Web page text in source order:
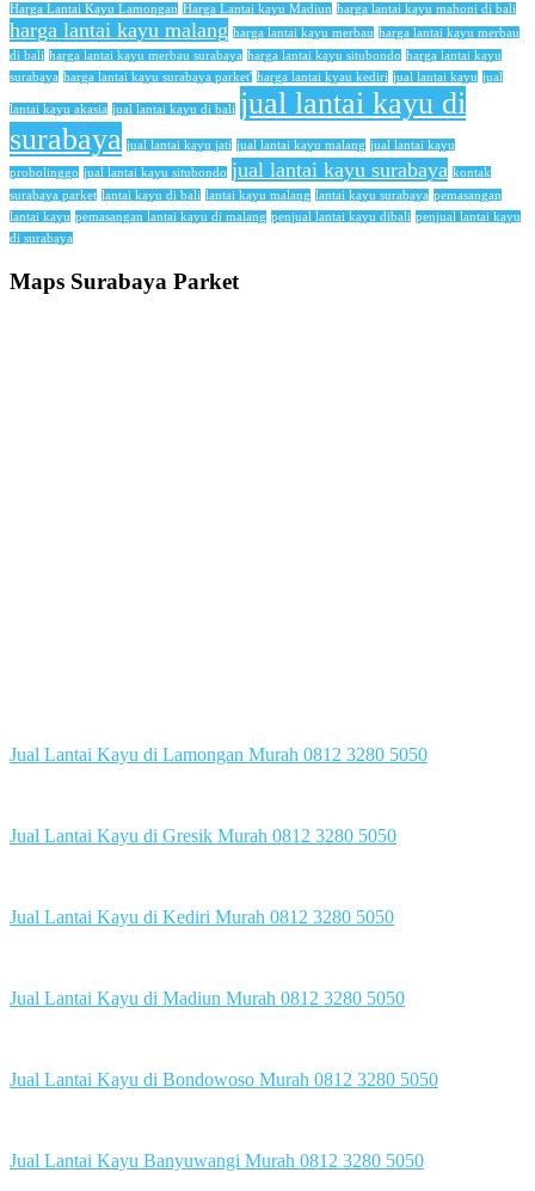
Harga Lantai Kayu Lamongan Harga Lantai kayu Madiun harga lantai kayu mahoni di bali
harga lantai kayu malang harga lantai kayu merbau harga lantai kayu merbau
di bali harga lantai kayu merbau surabaya harga lantai kayu situbondo harga lantai kayu
surabaya harga lantai kayu surabaya parket' harga lantai kyau kediri jual lantai kayu jual
lantai kayu akasia jual lantai kayu di bali jual lantai kayu di
surabaya jual lantai kayu jati jual lantai kayu malang jual lantai kayu
probolinggo jual lantai kayu situbondo jual lantai kayu surabaya kontak
surabaya parket lantai kayu di bali lantai kayu malang lantai kayu surabaya pemasangan
lantai kayu pemasangan lantai kayu di malang penjual lantai kayu dibali penjual lantai kayu
di surabaya
Maps Surabaya Parket
Jual Lantai Kayu di Lamongan Murah 0812 3280 5050
Jual Lantai Kayu di Gresik Murah 0812 3280 5050
Jual Lantai Kayu di Kediri Murah 0812 3280 5050
Jual Lantai Kayu di Madiun Murah 0812 3280 5050
Jual Lantai Kayu di Bondowoso Murah 0812 3280 5050
Jual Lantai Kayu Banyuwangi Murah 0812 3280 5050